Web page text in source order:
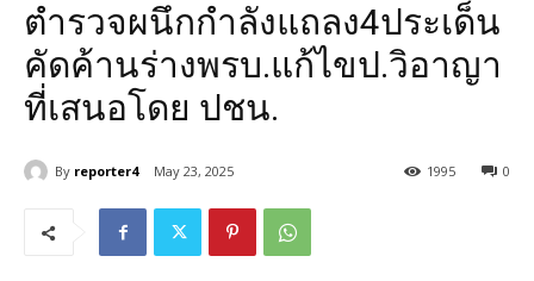
ตำรวจผนึกกำลังแถลง4ประเด็น
คัดค้านร่างพรบ.แก้ไขป.วิอาญา
ที่เสนอโดย ปชน.
By reporter4 May 23, 2025 0
1995